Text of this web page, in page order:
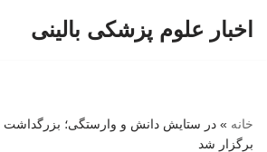
اخبار علوم پزشکی بالینی
خانه » در ستایش دانش و وارستگی؛ بزرگداشت
برگزار شد